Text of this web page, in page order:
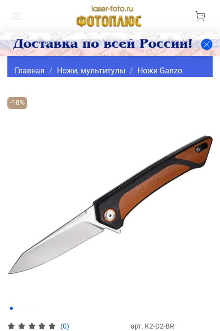
Главная Ножи, мультитулы Ножи Ganzo
-18%
(0) арт. K2-D2-BR